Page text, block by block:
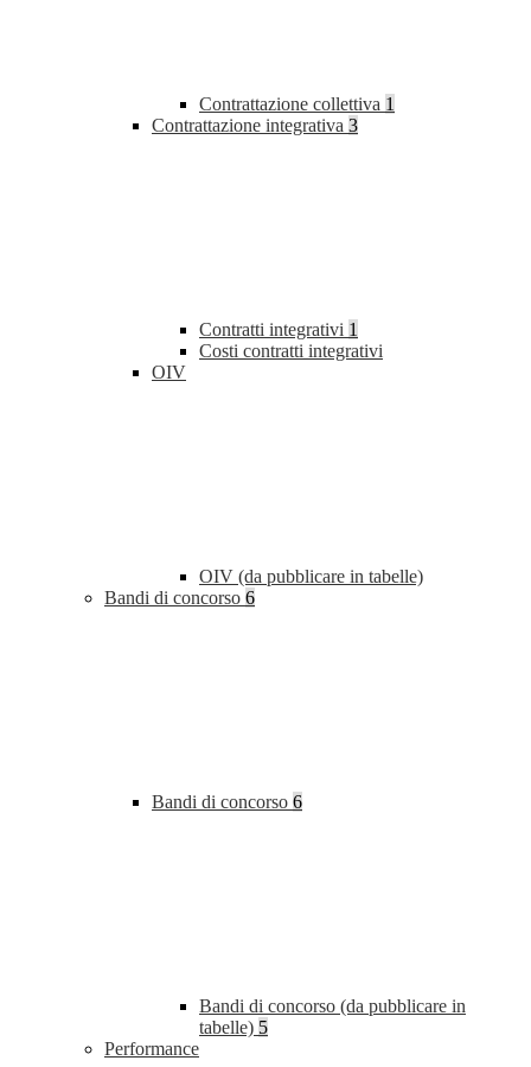
Contrattazione collettiva 1
Contrattazione integrativa 3
Contratti integrativi 1
Costi contratti integrativi
OIV
OIV (da pubblicare in tabelle)
Bandi di concorso 6
Bandi di concorso 6
Bandi di concorso (da pubblicare in
tabelle) 5
Performance